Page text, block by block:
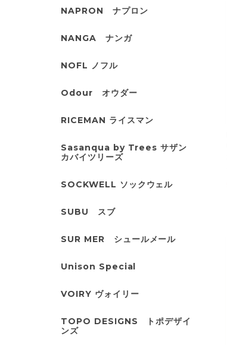
NAPRON ナプロン
NANGA ナンガ
NOFL ノフル
Odour オウダー
RICEMAN ライスマン
Sasanqua by Trees サザン
カバイツリーズ
SOCKWELL ソックウェル
SUBU スブ
SUR MER シュールメール
Unison Special
VOIRY ヴォイリー
TOPO DESIGNS トポデザイ
ンズ